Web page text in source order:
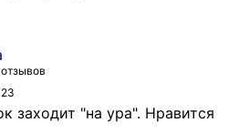
заходит "на ура". Нравится